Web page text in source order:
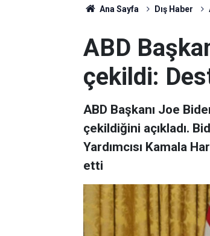
Ana Sayfa Dış Haber
ABD
çekildi:
ABD Başkanı Joe
çekildiğini açıkladı.
Yardımcısı Kamala
etti